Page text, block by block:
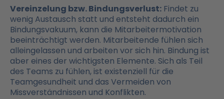
Vereinzelung bzw. Bindungsverlust: Findet zu
wenig Austausch statt und entsteht dadurch ein
Bindungsvakuum, kann die Mitarbeitermotivation
beeinträchtigt werden. Mitarbeitende fühlen sich
alleingelassen und arbeiten vor sich hin. Bindung ist
aber eines der wichtigsten Elemente. Sich als Teil
des Teams zu fühlen, ist existenziell für die
Teamgesundheit und das Vermeiden von
Missverständnissen und Konflikten.